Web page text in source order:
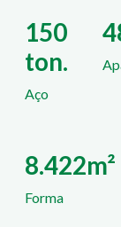
150
ton.
Aço
8.422m²
Forma